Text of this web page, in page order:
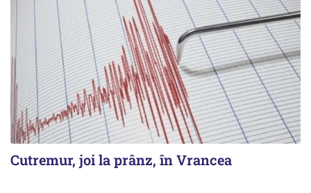
Cutremur, joi la prânz, în Vrancea